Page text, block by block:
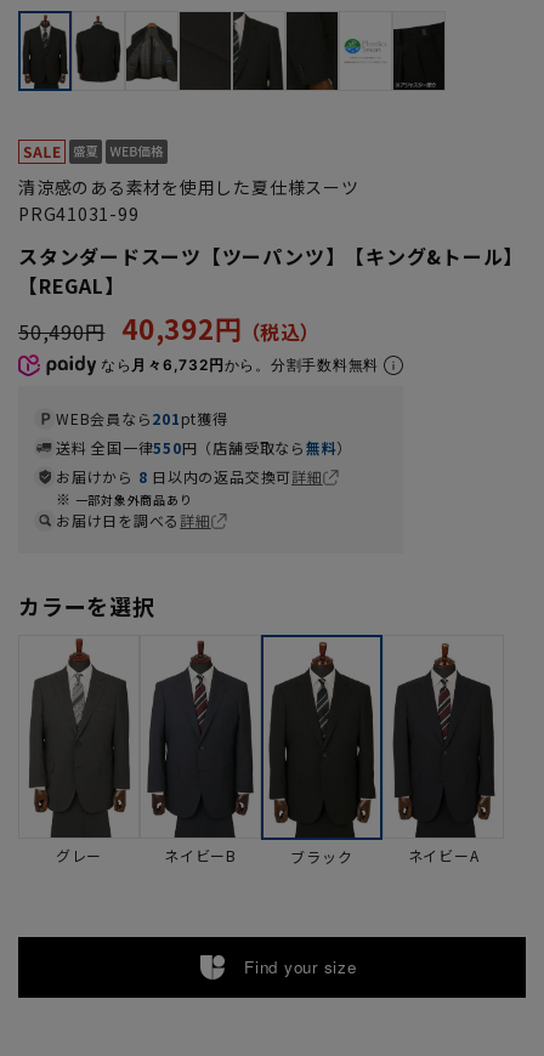
清涼感のある素材を使用した夏仕様スーツ
PRG41031-99
スタンダードスーツ【ツーパンツ】【キング&トール】
【REGAL】
50,490円
40,392円
なら 月々6,732円から。分割手数料無料
WEB会員なら201pt獲得
送料 全国一律550円（店舗受取なら無料）
お届けから 8 日以内の返品交換可詳細
一部対象外商品あり
お届け日を調べる詳細
カラーを選択
グレー ネイビーB ブラック ネイビーA
Find your size